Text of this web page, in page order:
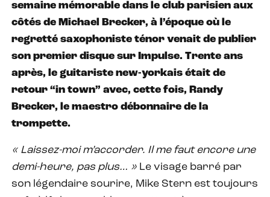
semaine mémorable dans le club parisien aux
côtés de Michael Brecker, à l’époque où le
regretté saxophoniste ténor venait de publier
son premier disque sur Impulse. Trente ans
après, le guitariste new-yorkais était de
retour “in town” avec, cette fois, Randy
Brecker, le maestro débonnaire de la
trompette.
« Laissez-moi m’accorder. Il me faut encore une
demi-heure, pas plus… » Le visage barré par
son légendaire sourire, Mike Stern est toujours